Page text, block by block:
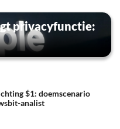
privacyfunctie:
$1: doemscenario
analist